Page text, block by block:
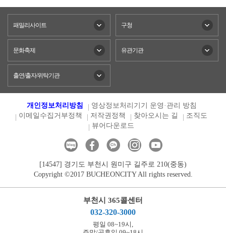
패밀리사이트 구청
문화축제 유관기관
출연/출자/위탁기관
개인정보처리방침
영상정보처리기기 운영·관리 방침
이메일수집거부정책
저작권정책 찾아오시는 길
조직도
뷰어다운로드
[14547] 경기도 부천시 원미구 길주로 210(중동)
Copyright ©2017 BUCHEONCITY All rights reserved.
부천시 365콜센터
032-320-3000
평일 08~19시,